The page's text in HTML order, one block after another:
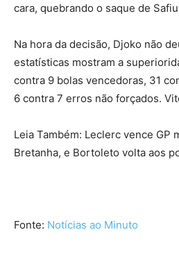
cara, quebrando o saque de
Na hora da decisão, Djoko não
estatísticas mostram a
contra 9 bolas vencedoras, 31
6 contra 7 erros não forçados.
Leia Também: Leclerc vence GP
Bretanha, e Bortoleto volta aos
Fonte: Notícias ao Minuto